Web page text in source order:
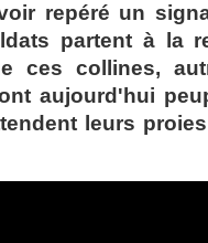
repéré un
partent à la
ces collines,
aujourd'hui
leurs